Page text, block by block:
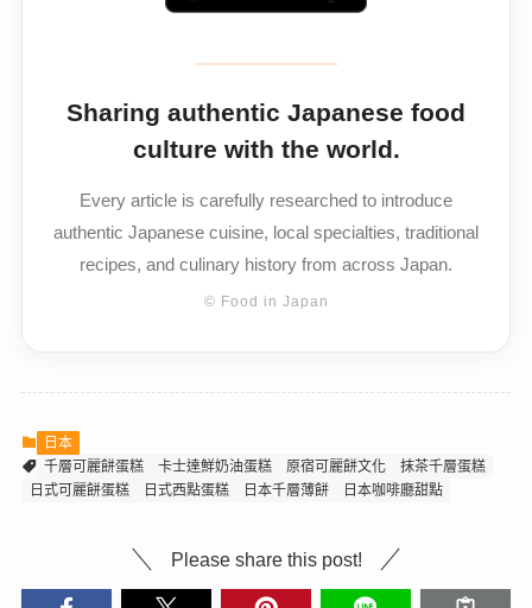
Sharing authentic Japanese food
culture with the world.
Every article is carefully researched to introduce
authentic Japanese cuisine, local specialties, traditional
recipes, and culinary history from across Japan.
© Food in Japan
日本
千層可麗餅蛋糕
卡士達鮮奶油蛋糕 原宿可麗餅文化
抹茶千層蛋糕
日式可麗餅蛋糕
日式西點蛋糕 日本千層薄餅 日本咖啡廳甜點
Please share this post!